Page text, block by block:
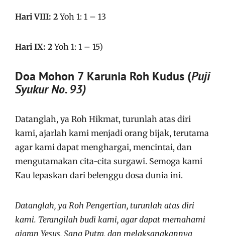
Hari VIII: 2Yoh 1: 1 – 13
Hari IX: 2Yoh 1: 1 – 15)
Doa Mohon 7 Karunia Roh Kudus (Puji
Syukur No. 93)
Datanglah, ya Roh Hikmat, turunlah atas diri
kami, ajarlah kami menjadi orang bijak, terutama
agar kami dapat menghargai, mencintai, dan
mengutamakan cita-cita surgawi. Semoga kami
Kau lepaskan dari belenggu dosa dunia ini.
Datanglah, ya Roh Pengertian, turunlah atas diri
kami. Terangilah budi kami, agar dapat memahami
ajaran Yesus, Sang Putra, dan melaksanakannya